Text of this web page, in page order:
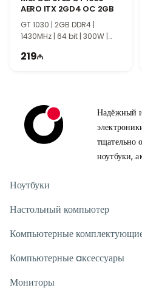
AERO ITX 2GD4 OC 2GB
GT 1030 | 2GB DDR4 |
1430MHz | 64 bit | 300W |
219
Надёжный
тщательно
ноутбуки,
Ноутбуки
Настольный компьютер
Компьютерные
Компьютерные aксессуары
Мониторы